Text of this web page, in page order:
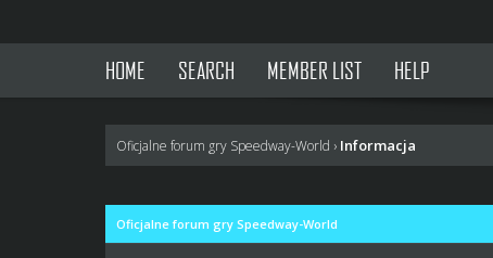
HOME SEARCH MEMBER LIST HELP
Oficjalne forum gry Speedway-World › Informacja
Oficjalne forum gry Speedway-World